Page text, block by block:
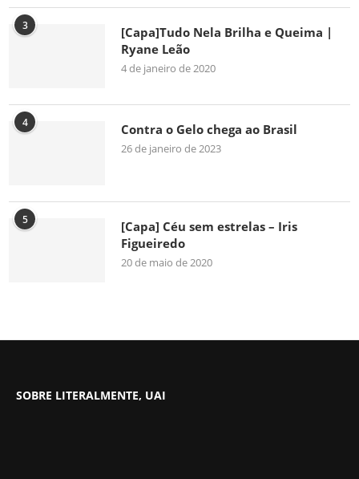
3
[Capa]Tudo Nela Brilha e Queima |
Ryane Leão
4 de janeiro de 2020
4 Contra o Gelo chega ao Brasil
26 de janeiro de 2023
5
[Capa] Céu sem estrelas – Iris
Figueiredo
20 de maio de 2020
SOBRE LITERALMENTE, UAI